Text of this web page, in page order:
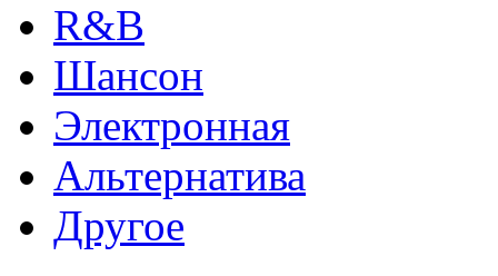
R&B
Шансон
Электронная
Альтернатива
Другое